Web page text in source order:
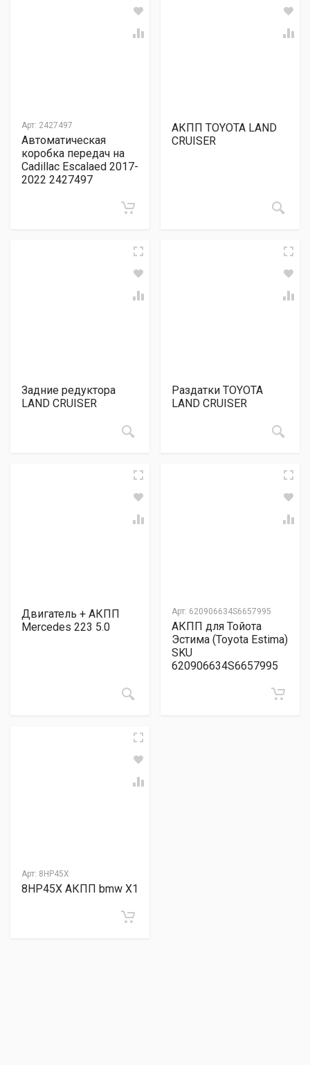
Арт: 2427497
Автоматическая
коробка передач на
Cadillac Escalaed 2017-
2022 2427497
АКПП TOYOTA LAND
CRUISER
Задние редуктора
LAND CRUISER
Раздатки TOYOTA
LAND CRUISER
Двигатель + АКПП
Mercedes 223 5.0
Арт: 620906634S6657995
АКПП для Тойота
Эстима (Toyota Estima)
SKU
620906634S6657995
Арт: 8HP45X
8HP45X АКПП bmw Х1